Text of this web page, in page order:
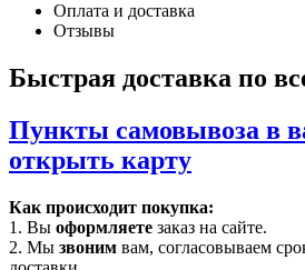
Оплата и доставка
Отзывы
Быстрая доставка по
Пункты самовывоза в
открыть карту
Как происходит покупка:
1. Вы оформляете заказ на сайте.
2. Мы звоним вам, согласовываем